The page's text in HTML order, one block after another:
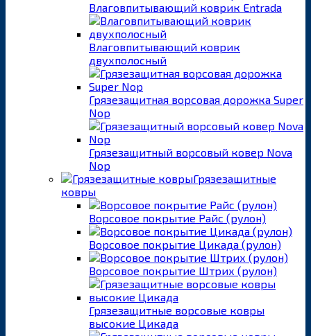
Влаговпитывающий коврик Entrada
Влаговпитывающий коврик
двухполосный
Грязезащитная ворсовая дорожка Super
Nop
Грязезащитный ворсовый ковер Nova
Nop
Грязезащитные
ковры
Ворсовое покрытие Райс (рулон)
Ворсовое покрытие Цикада (рулон)
Ворсовое покрытие Штрих (рулон)
Грязезащитные ворсовые ковры
высокие Цикада